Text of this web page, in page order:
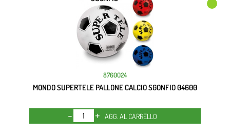
8760024
MONDO SUPERTELE PALLONE CALCIO SGONFIO 04600
Quantità
AGG. AL CARRELLO